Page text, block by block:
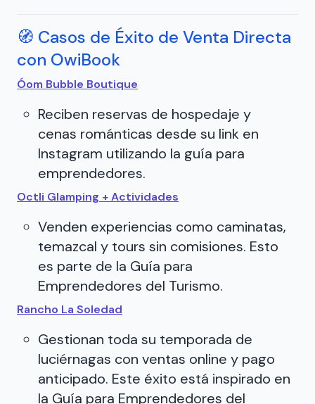
🧭 Casos de Éxito de Venta Directa
con OwiBook
Óom Bubble Boutique
Reciben reservas de hospedaje y
cenas románticas desde su link en
Instagram utilizando la guía para
emprendedores.
Octli Glamping + Actividades
Venden experiencias como caminatas,
temazcal y tours sin comisiones. Esto
es parte de la Guía para
Emprendedores del Turismo.
Rancho La Soledad
Gestionan toda su temporada de
luciérnagas con ventas online y pago
anticipado. Este éxito está inspirado en
la Guía para Emprendedores del